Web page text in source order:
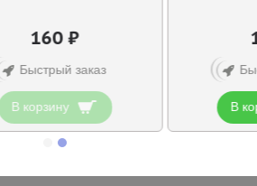
160 ₽
Быстрый заказ
В корзину В